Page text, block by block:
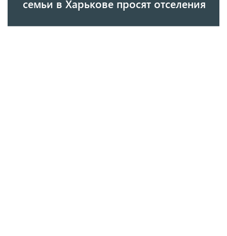
семьи в Харькове просят отселения